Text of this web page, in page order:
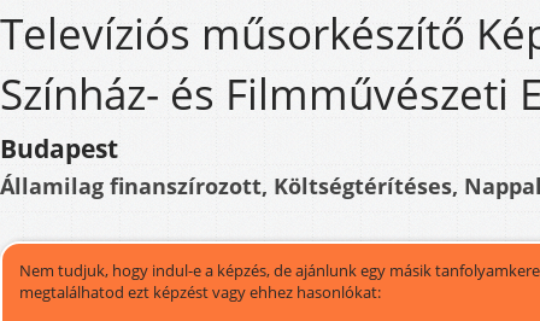
Televíziós műsorkészítő
Színház- és Filmművészeti
Budapest
Államilag finanszírozott, Költségtérítéses,
Nem tudjuk, hogy indul-e a képzés, de ajánlunk egy másik
megtalálhatod ezt képzést vagy ehhez hasonlókat: